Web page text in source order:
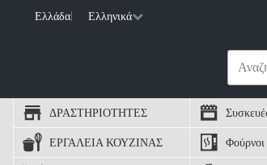
Ελλάδα Ελληνικά
ΔΡΑΣΤΗΡΙΟΤΗΤΕΣ
ΕΡΓΑΛΕΙΑ ΚΟΥΖΙΝΑΣ Φούρνοι